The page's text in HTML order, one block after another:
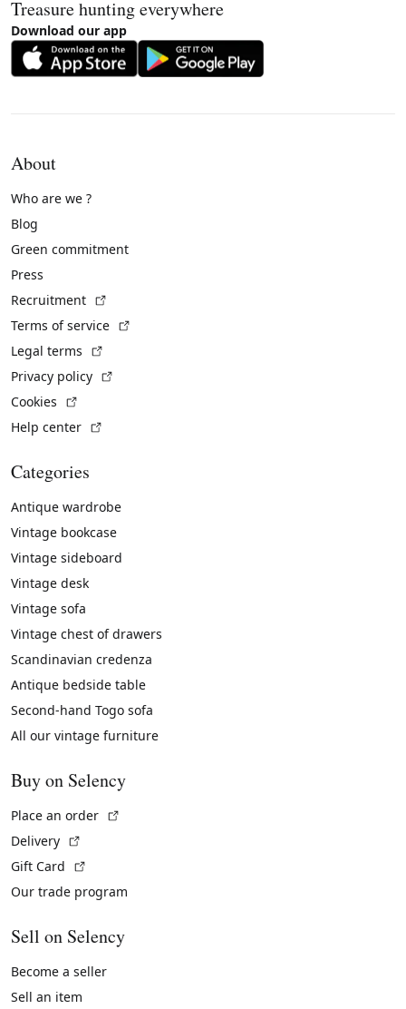
Treasure hunting everywhere
Download our app
About
Who are we ?
Blog
Green commitment
Press
Recruitment
Terms of service
Legal terms
Privacy policy
Cookies
Help center
Categories
Antique wardrobe
Vintage bookcase
Vintage sideboard
Vintage desk
Vintage sofa
Vintage chest of drawers
Scandinavian credenza
Antique bedside table
Second-hand Togo sofa
All our vintage furniture
Buy on Selency
Place an order
Delivery
Gift Card
Our trade program
Sell on Selency
Become a seller
Sell an item